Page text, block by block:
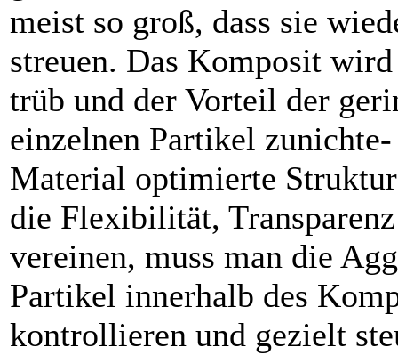
meist so groß, dass sie
streuen. Das Komposit
trüb und der Vorteil der
einzelnen Partikel
Material optimierte
die Flexibilität,
­vereinen, muss man die
Partikel innerhalb des
kontrollieren und gezielt